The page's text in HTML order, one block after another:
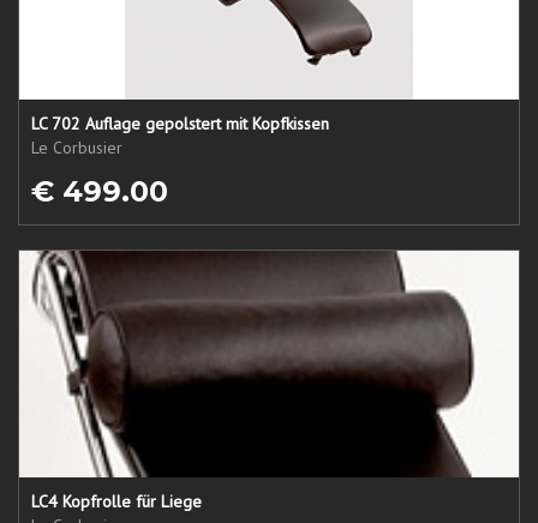
LC 702 Auflage gepolstert mit Kopfkissen
Le Corbusier
€ 499.00
LC4 Kopfrolle für Liege